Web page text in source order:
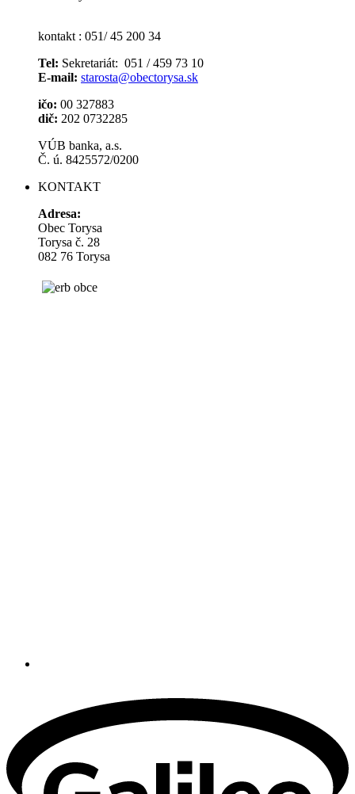
kontakt : 051/ 45 200 34
Tel: Sekretariát: 051 / 459 73 10
E-mail: starosta@obectorysa.sk
ičo: 00 327883
dič: 202 0732285
VÚB banka, a.s.
Č. ú. 8425572/0200
KONTAKT
Adresa:
Obec Torysa
Torysa č. 28
082 76 Torysa